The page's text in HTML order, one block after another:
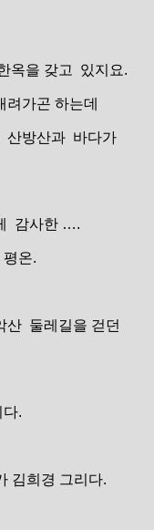
옥을 갖고 있지요.
가곤 하는데
산방산과 바다가
감사한 ….
온.
둘레길을 걷던
.
김희경 그리다.